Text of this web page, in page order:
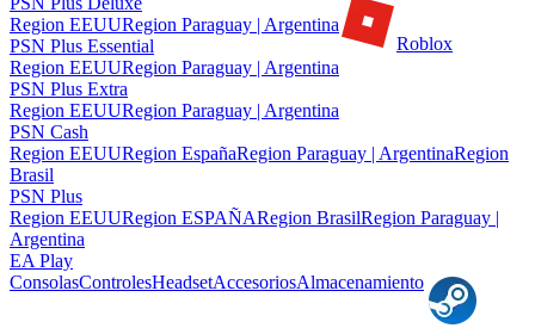
Region EEUURegion Paraguay | Argentina
PSN Plus Essential
Region EEUURegion Paraguay | Argentina
PSN Plus Extra
Region EEUURegion Paraguay | Argentina
PSN Cash
Region EEUURegion EspañaRegion Paraguay | ArgentinaRegion
Brasil
PSN Plus
Region EEUURegion ESPAÑARegion BrasilRegion Paraguay |
Argentina
EA Play
ConsolasControlesHeadsetAccesoriosAlmacenamiento
Roblox